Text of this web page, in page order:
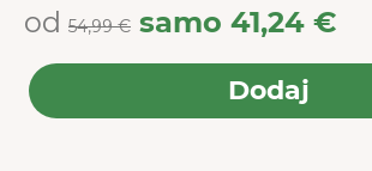
od 54,99 € samo 41,24 €
Dodaj